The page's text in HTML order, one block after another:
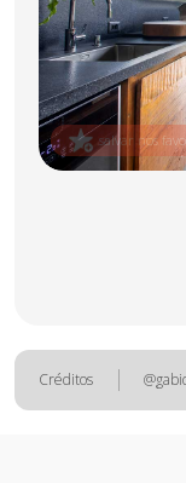
salvar nos
Créditos